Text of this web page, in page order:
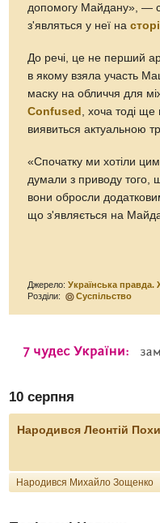
допомогу Майдану», —
з'являться у неї на
До речі, це не перший
в якому взяла участь
маску на обличчя для
Confused
, хоча тоді
виявиться актуальною
«Спочатку ми хотіли
думали з приводу того,
вони обросли
що з'являється на
Джерело:Українська правда.
Розділи:
Суспільство
10 серпня
Народився Леонтій
Народився Михайло Зощенко